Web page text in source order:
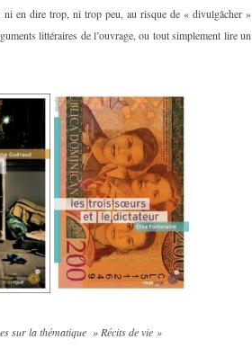
en dire trop, ni trop peu, au risque de « divulgâcher »
littéraires de l’ouvrage, ou tout simplement lire un
sur la thématique » Récits de vie »